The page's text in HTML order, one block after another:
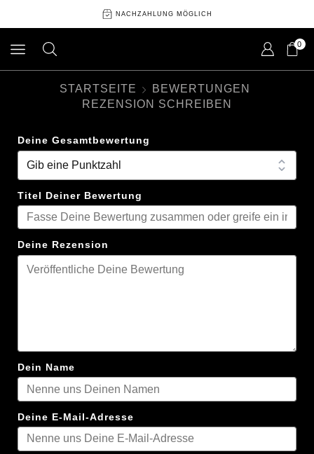
NACHZAHLUNG MÖGLICH
0
STARTSEITE
BEWERTUNGEN
REZENSION SCHREIBEN
Deine Gesamtbewertung
Titel Deiner Bewertung
Deine Rezension
Dein Name
Deine E-Mail-Adresse